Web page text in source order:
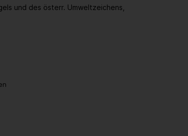
und des österr. Umweltzeichens,